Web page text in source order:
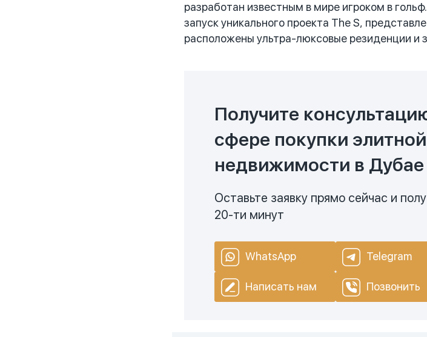
разработан известным в мире игроком в
запуск уникального проекта The S,
расположены ультра-люксовые резиденции и
Получите
сфере покупки элитной
недвижимости в Дубае
Оставьте заявку прямо сейчас и
20-ти минут
WhatsApp Telegram
Написать нам Позвонить